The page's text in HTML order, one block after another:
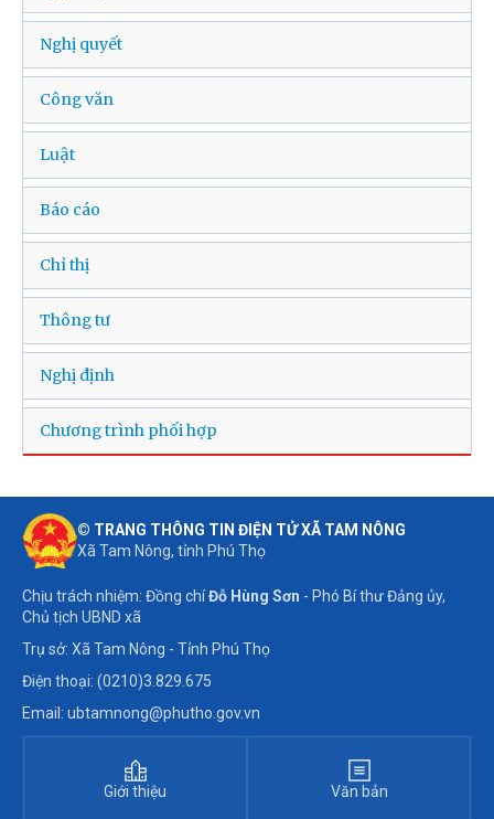
Nghị quyết
Công văn
Luật
Báo cáo
Chỉ thị
Thông tư
Nghị định
Chương trình phối hợp
© TRANG THÔNG TIN ĐIỆN TỬ XÃ TAM NÔNG
Xã Tam Nông, tỉnh Phú Thọ
Chịu trách nhiệm: Đồng chíĐỗ Hùng Sơn - Phó Bí thư Đảng ủy,
Chủ tịch UBND xã
Trụ sở: Xã Tam Nông - Tỉnh Phú Thọ
Điện thoại: (0210)3.829.675
Email: ubtamnong@phutho.gov.vn
Giới thiệu Văn bản